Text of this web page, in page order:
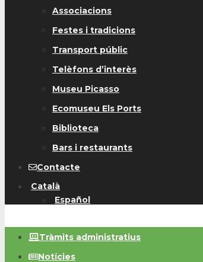
Associacions
Festes i tradicions
Transport públic
Telèfons d’interès
Museu Picasso
Ecomuseu Els Ports
Biblioteca
Bars i restaurants
Contacte
Català
Español
Tràmits administratius
Notícies